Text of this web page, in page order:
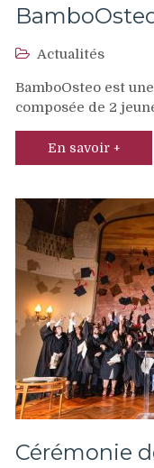
Actualités
BamboOsteo est
composée de 2
En savoir +
Cérémonie